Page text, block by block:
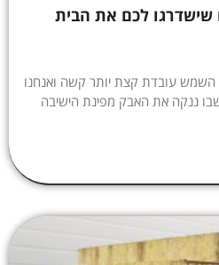
– 5 טיפים שישדרגו לכם את הבית
עובדת קצת יותר קשה ואנחנו
ננקה את האבק מפינת הישיבה